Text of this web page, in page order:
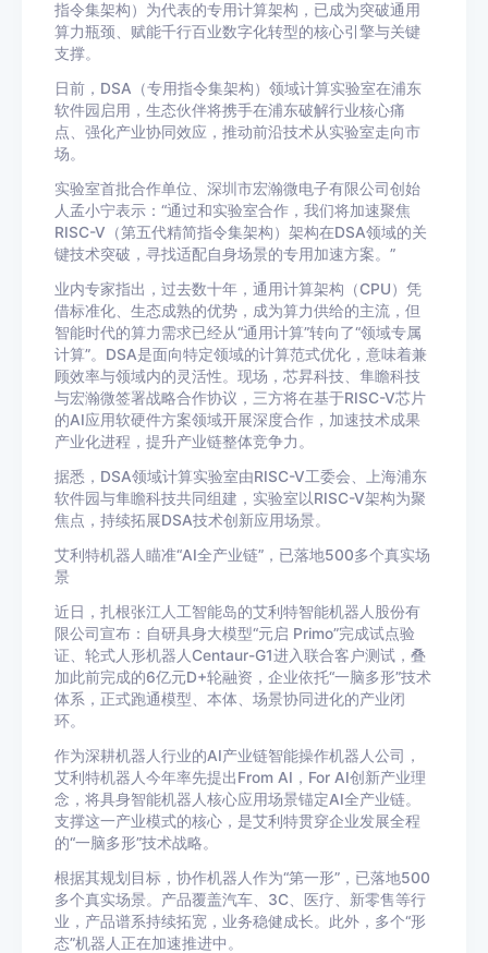
指令集架构）为代表的专用计算架构，已成为突破通用
算力瓶颈、赋能千行百业数字化转型的核心引擎与关键
支撑。
日前，DSA（专用指令集架构）领域计算实验室在浦东
软件园启用，生态伙伴将携手在浦东破解行业核心痛
点、强化产业协同效应，推动前沿技术从实验室走向市
场。
实验室首批合作单位、深圳市宏瀚微电子有限公司创始
人孟小宁表示：“通过和实验室合作，我们将加速聚焦
RISC-V（第五代精简指令集架构）架构在DSA领域的关
键技术突破，寻找适配自身场景的专用加速方案。”
业内专家指出，过去数十年，通用计算架构（CPU）凭
借标准化、生态成熟的优势，成为算力供给的主流，但
智能时代的算力需求已经从“通用计算”转向了“领域专属
计算”。DSA是面向特定领域的计算范式优化，意味着兼
顾效率与领域内的灵活性。现场，芯昇科技、隼瞻科技
与宏瀚微签署战略合作协议，三方将在基于RISC-V芯片
的AI应用软硬件方案领域开展深度合作，加速技术成果
产业化进程，提升产业链整体竞争力。
据悉，DSA领域计算实验室由RISC-V工委会、上海浦东
软件园与隼瞻科技共同组建，实验室以RISC-V架构为聚
焦点，持续拓展DSA技术创新应用场景。
艾利特机器人瞄准“AI全产业链”，已落地500多个真实场
景
近日，扎根张江人工智能岛的艾利特智能机器人股份有
限公司宣布：自研具身大模型“元启 Primo”完成试点验
证、轮式人形机器人Centaur-G1进入联合客户测试，叠
加此前完成的6亿元D+轮融资，企业依托“一脑多形”技术
体系，正式跑通模型、本体、场景协同进化的产业闭
环。
作为深耕机器人行业的AI产业链智能操作机器人公司，
艾利特机器人今年率先提出From AI，For AI创新产业理
念，将具身智能机器人核心应用场景锚定AI全产业链。
支撑这一产业模式的核心，是艾利特贯穿企业发展全程
的“一脑多形”技术战略。
根据其规划目标，协作机器人作为“第一形”，已落地500
多个真实场景。产品覆盖汽车、3C、医疗、新零售等行
业，产品谱系持续拓宽，业务稳健成长。此外，多个“形
态”机器人正在加速推进中。